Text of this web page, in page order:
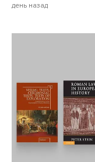
день назад